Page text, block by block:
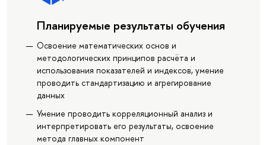
Планируемые результаты обучения
Освоение математических основ и
методологических принципов расчёта и
использования показателей и индексов, умение
проводить стандартизацию и агрегирование
данных
Умение проводить корреляционный анализ и
интерпретировать его результаты, освоение
метода главных компонент